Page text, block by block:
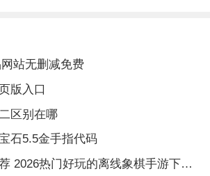
站无删减免费
版入口
区别在哪
石5.5金手指代码
象棋单机游戏推荐 2026热门好玩的离线象棋手游下载榜单